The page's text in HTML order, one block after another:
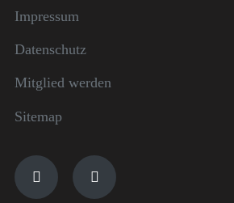
Impressum
Datenschutz
Mitglied werden
Sitemap